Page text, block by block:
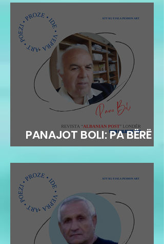
Mehmetit
PANAJOT BOLI: PA BËRË
MEKAT...